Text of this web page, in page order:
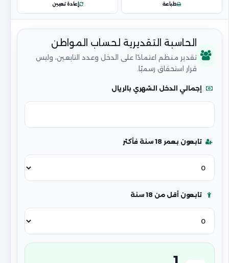
طباعة إعادة تعيين
الحاسبة التقديرية لحساب المواطن
تقدير منظم اعتمادًا على الدخل وعدد التابعين، وليس
قرار استحقاق رسميًا.
إجمالي الدخل الشهري بالريال
تابعون بعمر 18 سنة فأكثر
تابعون أقل من 18 سنة